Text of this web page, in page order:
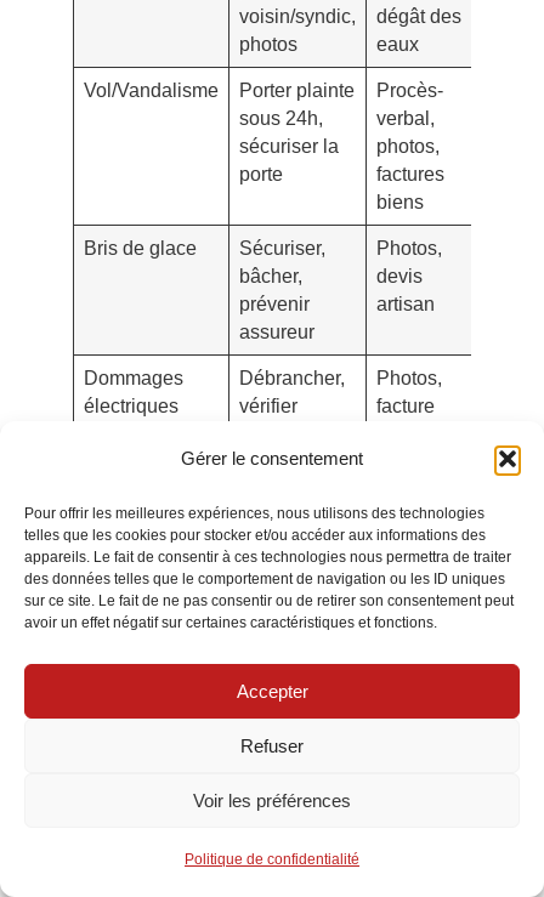
Gérer le consentement
Pour offrir les meilleures expériences, nous utilisons des technologies
telles que les cookies pour stocker et/ou accéder aux informations des
appareils. Le fait de consentir à ces technologies nous permettra de traiter
des données telles que le comportement de navigation ou les ID uniques
sur ce site. Le fait de ne pas consentir ou de retirer son consentement peut
avoir un effet négatif sur certaines caractéristiques et fonctions.
Accepter
Refuser
Voir les préférences
Politique de confidentialité
voisin/syndic,
photos
dégât des
eaux
Vol/Vandalisme
Porter plainte
sous 24h,
sécuriser la
porte
Procès-
verbal,
photos,
factures
biens
Bris de glace
Sécuriser,
bâcher,
prévenir
assureur
Photos,
devis
artisan
Dommages
électriques
Débrancher,
vérifier
déclaration
Photos,
facture
Retours d’expérience
strasbourgeois
Dans un T1 de l’Esplanade, une fuite en
provenance de l’étage supérieur a touché un
moins de deux semaines. En colocation à la